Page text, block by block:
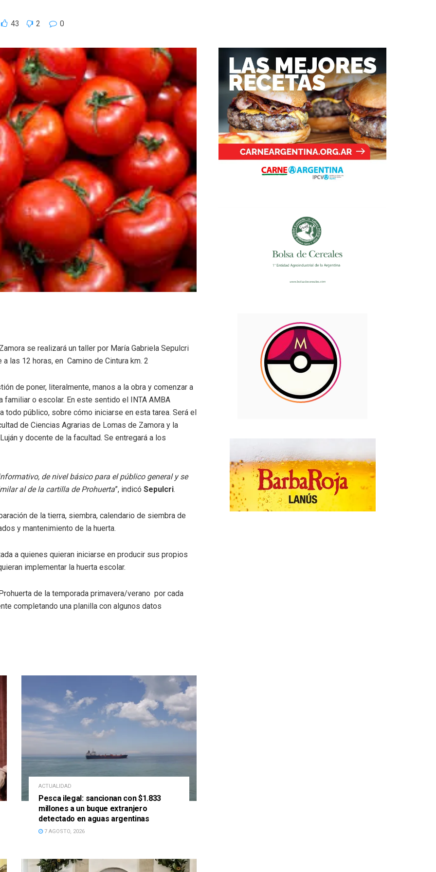
43 2 0
se realizará un taller por María Gabriela Sepulcri
las 12 horas, en Camino de Cintura km. 2
de poner, literalmente, manos a la obra y comenzar a
familiar o escolar. En este sentido el INTA AMBA
todo público, sobre cómo iniciarse en esta tarea. Será el
de Ciencias Agrarias de Lomas de Zamora y la
y docente de la facultad. Se entregará a los
de nivel básico para el público general y se
al de la cartilla de Prohuerta”, indicó Sepulcri.
de la tierra, siembra, calendario de siembra de
y mantenimiento de la huerta.
a quienes quieran iniciarse en producir sus propios
implementar la huerta escolar.
de la temporada primavera/verano por cada
completando una planilla con algunos datos
ACTUALIDAD
Pesca ilegal: sancionan con $1.833
millones a un buque extranjero
detectado en aguas argentinas
7 AGOSTO, 2026